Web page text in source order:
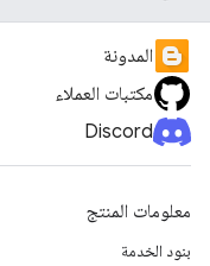
المدونة
مكتبات العملاء
Discord
معلومات المنتج
بنود الخدمة